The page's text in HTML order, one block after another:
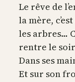
Le rêve de
la mère,
les arbres…
rentre le
Dans ses
Et sur son